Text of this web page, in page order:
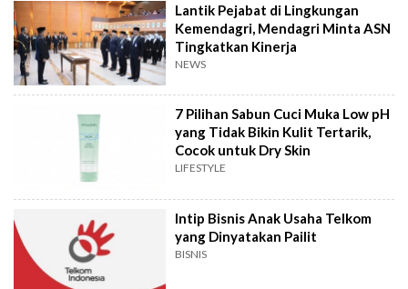
Lantik Pejabat di Lingkungan
Kemendagri, Mendagri Minta ASN
Tingkatkan Kinerja
NEWS
7 Pilihan Sabun Cuci Muka Low pH
yang Tidak Bikin Kulit Tertarik,
Cocok untuk Dry Skin
LIFESTYLE
Intip Bisnis Anak Usaha Telkom
yang Dinyatakan Pailit
BISNIS